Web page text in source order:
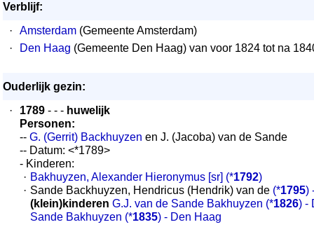
Verblijf:
·
Amsterdam (Gemeente Amsterdam)
·
Den Haag (Gemeente Den Haag) van voor 1824 tot na
Ouderlijk gezin:
·
1789 - - - huwelijk
Personen:
-- G. (Gerrit) Backhuyzen en J. (Jacoba) van de Sande
-- Datum: <*1789>
- Kinderen:
· Bakhuyzen, Alexander Hieronymus [sr] (*1792)
· Sande Backhuyzen, Hendricus (Hendrik) van de (*1795)
(klein)kinderen G.J. van de Sande Bakhuyzen (*1826) -
Sande Bakhuyzen (*1835) - Den Haag